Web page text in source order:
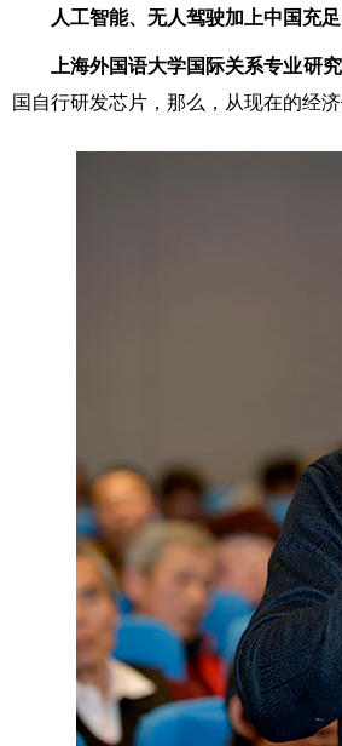
人工智能、无人驾驶加上中国充
上海外国语大学国际关系专业研究
国自行研发芯片，那么，从现在的经